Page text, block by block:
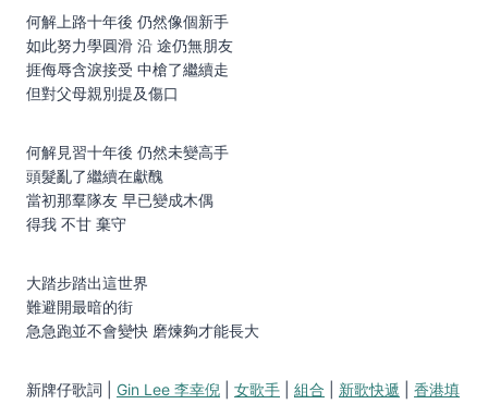
何解上路十年後 仍然像個新手
如此努力學圓滑 沿 途仍無朋友
捱侮辱含淚接受 中槍了繼續走
但對父母親別提及傷口
何解見習十年後 仍然未變高手
頭髮亂了繼續在獻醜
當初那羣隊友 早已變成木偶
得我 不甘 棄守
大踏步踏出這世界
難避開最暗的街
急急跑並不會變快 磨煉夠才能長大
新牌仔歌詞 | Gin Lee 李幸倪 女歌手 組合 新歌快遞 香港填